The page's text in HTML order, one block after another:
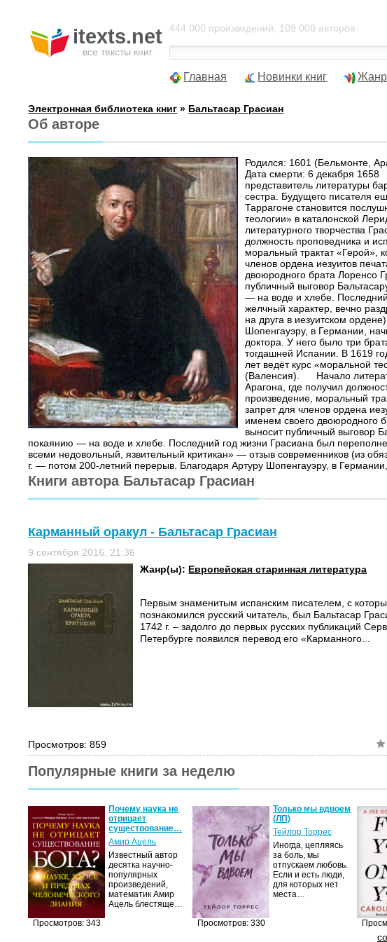
itexts.net
все тексты книг
444 000 произведений, 109 000 авторов.
Главная Новинки книг
Электронная библиотека книг » Бальтасар Грасиан
Об авторе
Родился: 1601 (Бельмонте,
Дата смерти: 6 декабря 1658
представитель литературы
сестра. Будущего писателя
Таррагоне становится
теологии» в каталонской
литературного творчества
должность проповедника и
моральный трактат «Герой»,
членов ордена иезуитов
двоюродного брата Лоренсо
публичный выговор
— на воде и хлебе.
желчный характер, вечно
на друга в иезуитском
Шопенгауэру, в Германии,
доктора. У него было три
тогдашней Испании. В 1619
лет ведёт курс «моральной
(Валенсия). Начало
Арагона, где получил
произведение, моральный
запрет для членов ордена
именем своего двоюродного
выносит публичный выговор
покаянию — на воде и хлебе. Последний год жизни Грасиана был
всеми недовольный, язвительный критикан» — отзыв современников (из
г. — потом 200-летний перерыв. Благодаря Артуру Шопенгауэру, в
Книги автора Бальтасар Грасиан
Карманный оракул - Бальтасар Грасиан
9 сентября 2016, 21:36
Жанр(ы): Европейская старинная литература
Первым знаменитым испанским писателем, с
познакомился рус­ский читатель, был Бальтасар
1742 г. – задолго до первых русских публикаций
Петербурге появился перевод его «Карманного...
Просмотров: 859
Популярные книги за неделю
Просмотров: 343
Почему наука не
отрицает
существование…
Амир Ацель
Известный автор
десятка научно-
популярных
произведений,
математик Амир
Ацель блестяще…
Просмотров: 330
Только мы вдвоем
(ЛП)
Тейлор Торрес
Иногда, цепляясь
за боль, мы
отпускаем любовь.
Если и есть люди,
для которых нет
места…